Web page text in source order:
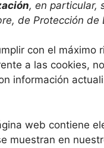
, en particular,
de Protección de
con el
a las cookies,
información
web contiene
muestran en